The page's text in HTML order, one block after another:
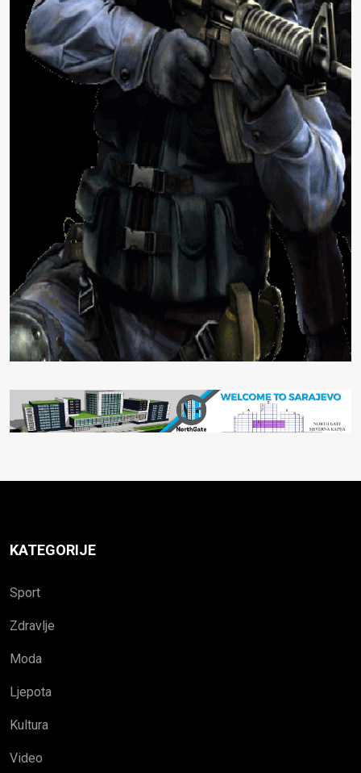
KATEGORIJE
Sport
Zdravlje
Moda
Ljepota
Kultura
Video